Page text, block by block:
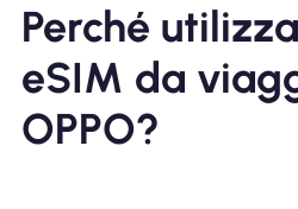
Perché
eSIM da
OPPO?